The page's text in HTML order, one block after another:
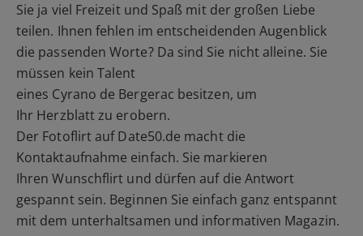
Sie ja viel Freizeit und Spaß mit der großen Liebe
teilen. Ihnen fehlen im entscheidenden Augenblick
die passenden Worte? Da sind Sie nicht alleine. Sie
müssen kein Talent
eines Cyrano de Bergerac besitzen, um
Ihr Herzblatt zu erobern.
Der Fotoflirt auf Date50.de macht die
Kontaktaufnahme einfach. Sie markieren
Ihren Wunschflirt und dürfen auf die Antwort
gespannt sein. Beginnen Sie einfach ganz entspannt
mit dem unterhaltsamen und informativen Magazin.